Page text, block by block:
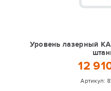
Уровень лазерный
12
Артикул: